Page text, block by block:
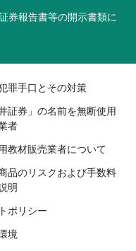
券報告書等の開示書類に
罪手口とその対策
井証券」の名前を無断使用
者
教材販売業者について
品のリスクおよび手数料
明
ポリシー
境